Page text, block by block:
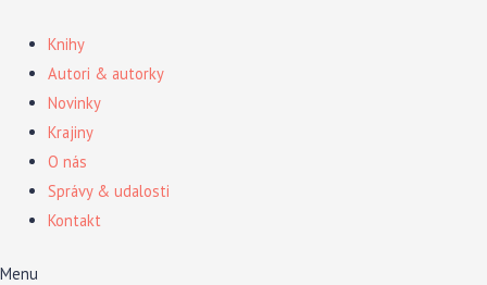
obsah
Knihy
Autori & autorky
Novinky
Krajiny
O nás
Správy & udalosti
Kontakt
Menu